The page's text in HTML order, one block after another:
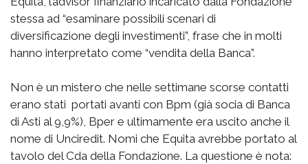
stessa ad “esaminare possibili scenari di
diversificazione degli investimenti”, frase che in molti
hanno interpretato come “vendita della Banca”.
Non è un mistero che nelle settimane scorse contatti
erano stati portati avanti con Bpm (già socia di Banca
di Asti al 9,9%), Bper e ultimamente era uscito anche il
nome di Unciredit. Nomi che Equita avrebbe portato al
tavolo del Cda della Fondazione. La questione è nota: